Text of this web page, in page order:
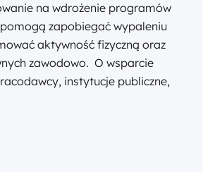
na wdrożenie programów
zapobiegać wypaleniu
aktywność fizyczną oraz
zawodowo. O wsparcie
instytucje publiczne,